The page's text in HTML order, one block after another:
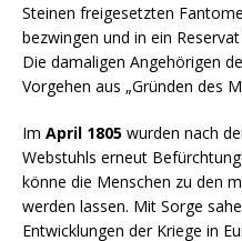
Steinen freigesetzten
bezwingen und in ein
Die damaligen Angehörigen
Vorgehen aus „Gründen des
Im April 1805 wurden nach
Webstuhls erneut
könne die Menschen zu den
werden lassen. Mit Sorge
Entwicklungen der Kriege in